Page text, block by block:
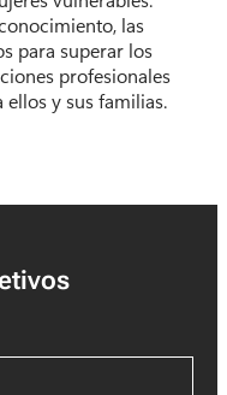
las
para superar los
profesionales
y sus familias.